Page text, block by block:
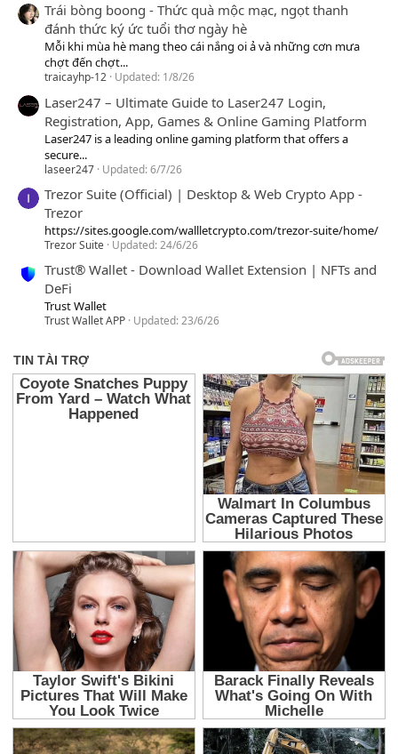
Trái bòng boong - Thức quà mộc mạc, ngọt thanh
đánh thức ký ức tuổi thơ ngày hè
Mỗi khi mùa hè mang theo cái nắng oi ả và những cơn mưa
chợt đến chợt...
traicayhp-12 Updated: 1/8/26
Laser247 – Ultimate Guide to Laser247 Login,
Registration, App, Games & Online Gaming Platform
Laser247 is a leading online gaming platform that offers a
secure...
laseer247 Updated:6/7/26
Trezor Suite (Official) | Desktop & Web Crypto App -
Trezor
https://sites.google.com/wallletcrypto.com/trezor-suite/home/
Trezor Suite Updated:24/6/26
Trust® Wallet - Download Wallet Extension | NFTs and
DeFi
Trust Wallet
Trust Wallet APP Updated:23/6/26